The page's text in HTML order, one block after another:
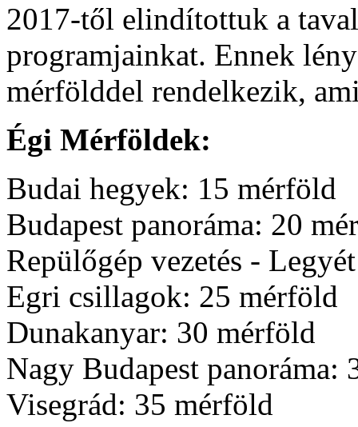
2017-től elindítottuk a
programjainkat. Ennek
mérfölddel rendelkezik,
Égi Mérföldek:
Budai hegyek: 15 mérföld
Budapest panoráma: 20
Repülőgép vezetés -
Egri csillagok: 25 mérföld
Dunakanyar: 30 mérföld
Nagy Budapest panoráma:
Visegrád: 35 mérföld